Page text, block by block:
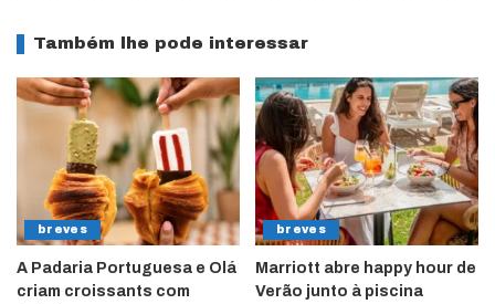
Também lhe pode interessar
breves
A Padaria Portuguesa e Olá
criam croissants com
breves
Marriott abre happy hour de
Verão junto à piscina